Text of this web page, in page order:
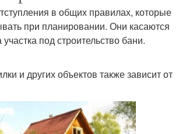
в общих правилах, которые
при планировании. Они касаются
под строительство бани.
и других объектов также зависит от